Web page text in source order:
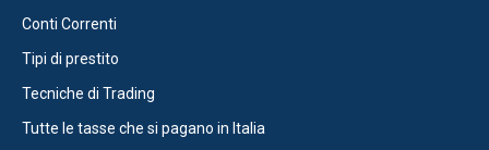
Conti Correnti
Tipi di prestito
Tecniche di Trading
Tutte le tasse che si pagano in Italia